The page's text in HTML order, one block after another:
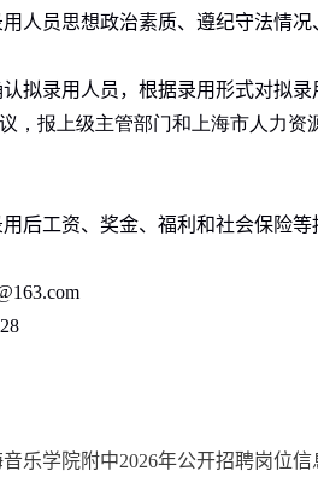
人员思想政治素质、遵纪守法情况
拟录用人员 ，根据录用形式对拟
，报上级主管部门和上海市人力
后工资、奖金、福利和社会保险等
音乐学院附中2026年公开招聘岗位